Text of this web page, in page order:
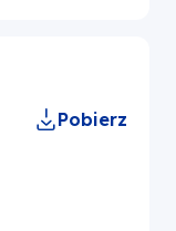
Pobierz